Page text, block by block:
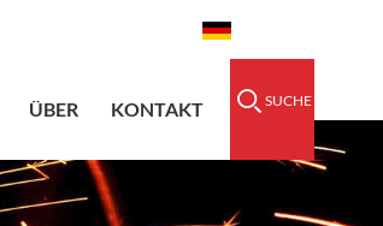
SUCHE
ÜBER KONTAKT